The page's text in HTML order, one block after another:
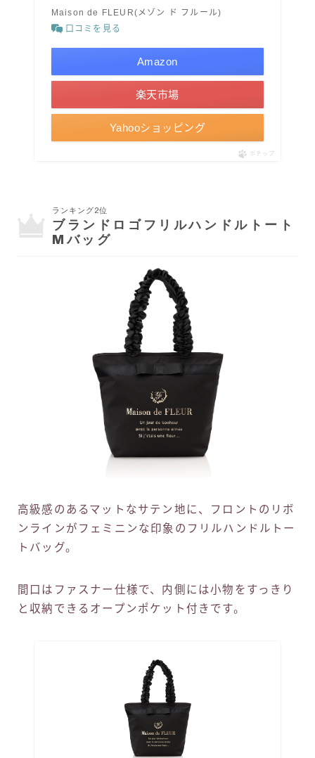
Maison de FLEUR(メゾン ド フルール)
口コミを見る
Amazon
楽天市場
Yahooショッピング
ポチップ
ランキング2位
ブランドロゴフリルハンドルトート
Mバッグ
高級感のあるマットなサテン地に、フロントのリボ
ンラインがフェミニンな印象のフリルハンドルトー
トバッグ。
間口はファスナー仕様で、内側には小物をすっきり
と収納できるオープンポケット付きです。